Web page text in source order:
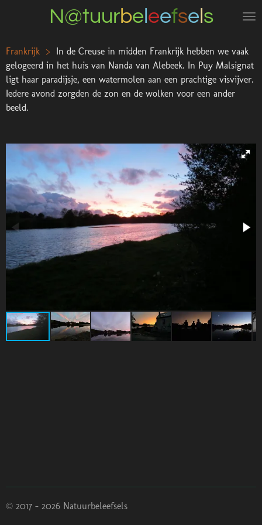
de
hoofdinhoud
N@tuurbe eefse s
Frankrijk > In de Creuse in midden Frankrijk hebben we vaak
gelogeerd in het huis van Nanda van Alebeek. In Puy Malsignat
ligt haar paradijsje, een watermolen aan een prachtige visvijver.
Iedere avond zorgden de zon en de wolken voor een ander
beeld.
© 2017 - 2026 Natuurbeleefsels